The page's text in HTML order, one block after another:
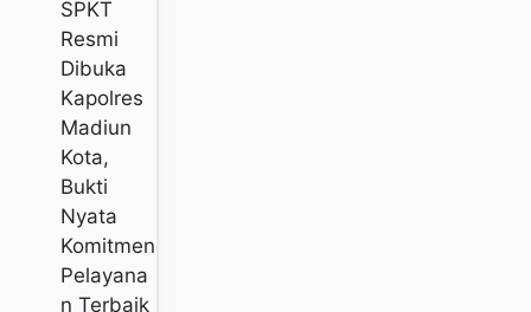
SPKT
Resmi
Dibuka
Kapolres
Madiun
Kota,
Bukti
Nyata
Komitmen
Pelayana
N Terbaik